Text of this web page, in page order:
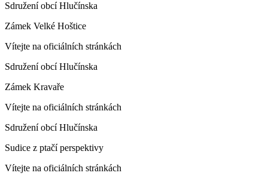
Sdružení obcí Hlučínska
Zámek Velké Hoštice
Vítejte na oficiálních stránkách
Sdružení obcí Hlučínska
Zámek Kravaře
Vítejte na oficiálních stránkách
Sdružení obcí Hlučínska
Sudice z ptačí perspektivy
Vítejte na oficiálních stránkách